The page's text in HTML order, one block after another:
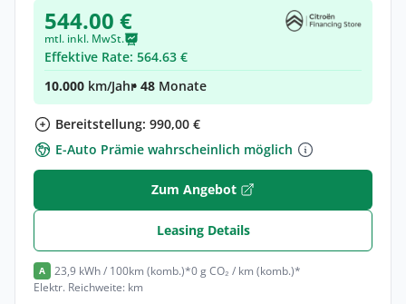
544.00 €
mtl. inkl. MwSt.
Effektive Rate: 564.63 €
10.000 km/Jahr• 48 Monate
Bereitstellung: 990,00 €
E-Auto Prämie wahrscheinlich möglich
Zum Angebot
Leasing Details
A 23,9 kWh / 100km (komb.)*0 g CO₂ / km (komb.)*
Elektr. Reichweite: km